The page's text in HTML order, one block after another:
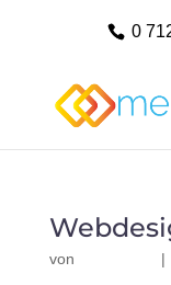
0
von |